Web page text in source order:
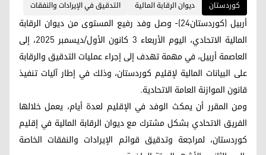
کوردستان ديوان الرقابة المالية التدقيق في الإيرادات والنفقات
أربيل (كوردستان24)- وصل وفد رفيع المستوى من ديوان الرقابة
المالية الاتحادي، اليوم الأربعاء 3 كانون الأول/ديسمبر 2025، إلى
العاصمة أربيل، في مهمة تهدف إلى إجراء عمليات التدقيق والرقابة
على البيانات المالية لإقليم كوردستان، وذلك في إطار آليات تنفيذ
قانون الموازنة العامة الاتحادية.
ومن المقرر أن يمكث الوفد في الإقليم لعدة أيام، يعمل خلالها
الفريق الاتحادي بشكل مشترك مع ديوان الرقابة المالية في إقليم
كوردستان، لمراجعة وتدقيق قوائم الإيرادات والنفقات الخاصة